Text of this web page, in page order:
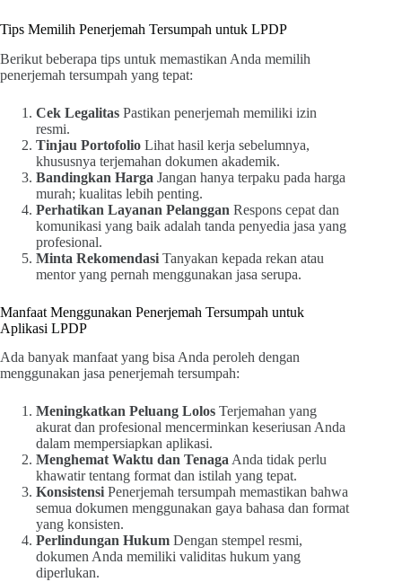
Tips Memilih Penerjemah Tersumpah untuk LPDP
Berikut beberapa tips untuk memastikan Anda memilih
penerjemah tersumpah yang tepat:
Cek Legalitas Pastikan penerjemah memiliki izin
resmi.
Tinjau Portofolio Lihat hasil kerja sebelumnya,
khususnya terjemahan dokumen akademik.
Bandingkan Harga Jangan hanya terpaku pada harga
murah; kualitas lebih penting.
Perhatikan Layanan Pelanggan Respons cepat dan
komunikasi yang baik adalah tanda penyedia jasa yang
profesional.
Minta Rekomendasi Tanyakan kepada rekan atau
mentor yang pernah menggunakan jasa serupa.
Manfaat Menggunakan Penerjemah Tersumpah untuk
Aplikasi LPDP
Ada banyak manfaat yang bisa Anda peroleh dengan
menggunakan jasa penerjemah tersumpah:
Meningkatkan Peluang Lolos Terjemahan yang
akurat dan profesional mencerminkan keseriusan Anda
dalam mempersiapkan aplikasi.
Menghemat Waktu dan Tenaga Anda tidak perlu
khawatir tentang format dan istilah yang tepat.
Konsistensi Penerjemah tersumpah memastikan bahwa
semua dokumen menggunakan gaya bahasa dan format
yang konsisten.
Perlindungan Hukum Dengan stempel resmi,
dokumen Anda memiliki validitas hukum yang
diperlukan.